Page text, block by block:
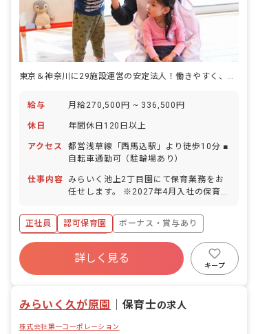
給与 月給270,500円 ~ 336,500円
休日 年間休日120日以上
アクセス
都営浅草線「西馬込駅」より徒歩10分 ■
自転車通勤可（駐輪場あり）
仕事内容
みらいく池上2丁目園にて保育業務をお
任せします。 ※2027年4月入社の保育士
ため、配属先は希望をお聞きしながら決
定します。 ■具体的な仕事内容 0歳から6
歳までのお子さまの保育業務をお任せし
ます。一人ひとりの個性に向き合い、豊
かな成長を促します。子どもたちの興味
関心に合わせたプログラムを考え実施し
には、現代と未来をつなぐ「子どもたち
められています。一人ひとりの子どもた
正社員 認可保育園
ボーナス・賞与あり
年間休日120日以上
寮・住宅・家賃補助あり
社会保険完備
残業少なめ
詳しく見る
キープ
みらいく久が原園 保育士の求人
株式会社第一コーポレーション